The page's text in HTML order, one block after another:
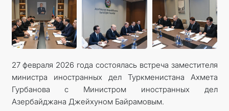
27 февраля 2026 года состоялась встреча заместителя
министра иностранных дел Туркменистана Ахмета
Гурбанова с Министром иностранных дел
Азербайджана Джейхуном Байрамовым.